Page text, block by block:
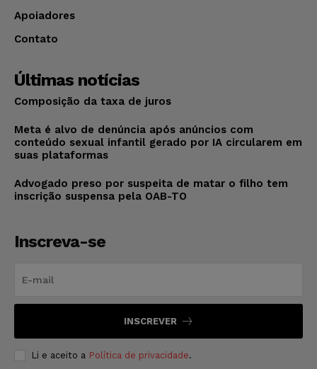
Apoiadores
Contato
Últimas notícias
Composição da taxa de juros
Meta é alvo de denúncia após anúncios com
conteúdo sexual infantil gerado por IA circularem em
suas plataformas
Advogado preso por suspeita de matar o filho tem
inscrição suspensa pela OAB-TO
Inscreva-se
INSCREVER
Li e aceito a Política de privacidade.